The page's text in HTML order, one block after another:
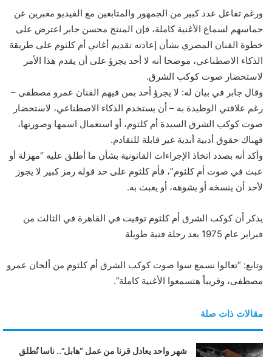
ورغم تفاعل عدد كبير من الجمهور والمتابعين مع الفيديو معبرين عن
حماسهم لسماع الأغنية كاملة، فإن المنتج محسن جابر اعترض على
خطوة الفنان المصري بشأن إعادته تقديم أغاني أم كلثوم على طريقة
الذكاء الاصطناعي، موضحا أنه لا أحد يجرؤ على أن يقدم هذا الأمر
لاستحضار صوت كوكب الشرق.
وقال جابر في بيان له: لا يجرؤ أحد بمن فيهم الفنان عمرو مصطفى –
رغم علاقتي الوطيدة به – أن يستخدم الذكاء الاصطناعي، لاستحضار
صوت كوكب الشرق السيدة أم كلثوم، أو استعمال اسمها وصورتها،
فهناك حقوق أدبية أبدية غير قابلة للتقادم.
وأكد أنه بصدد اتخاذ الإجراءات القانونية بشأن ما أطلق عليه “مهزلة أو
عبث في صوت أم كلثوم”، فأم كلثوم على حد قوله رمز كبير لا يجوز
لأحد أن ينسخه أو يشوهه، أو يعبث به.
يذكر أن كوكب الشرق أم كلثوم توفيت في القاهرة في الثالث من
فبراير عام 1975 بعد رحلة فنية طويلة
وتابع: “تعالوا نسمع سوا صوت كوكب الشرق أم كلثوم من ألحان عمرو
مصطفى، وقريباً هتسمعوا الأغنية كاملة”.
مقالات ذات صلة
شهر واحد يعادل قرنا من عمل “هابل”.. ناسا تُطلق